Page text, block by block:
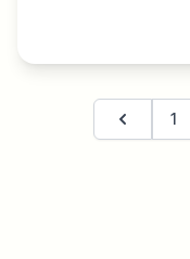
前のページ
1